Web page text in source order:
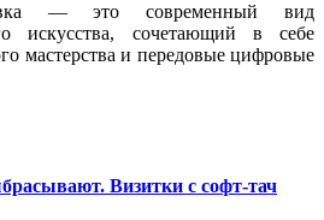
— это современный вид
искусства, сочетающий в себе
мастерства и передовые цифровые
Визитки с софт-тач